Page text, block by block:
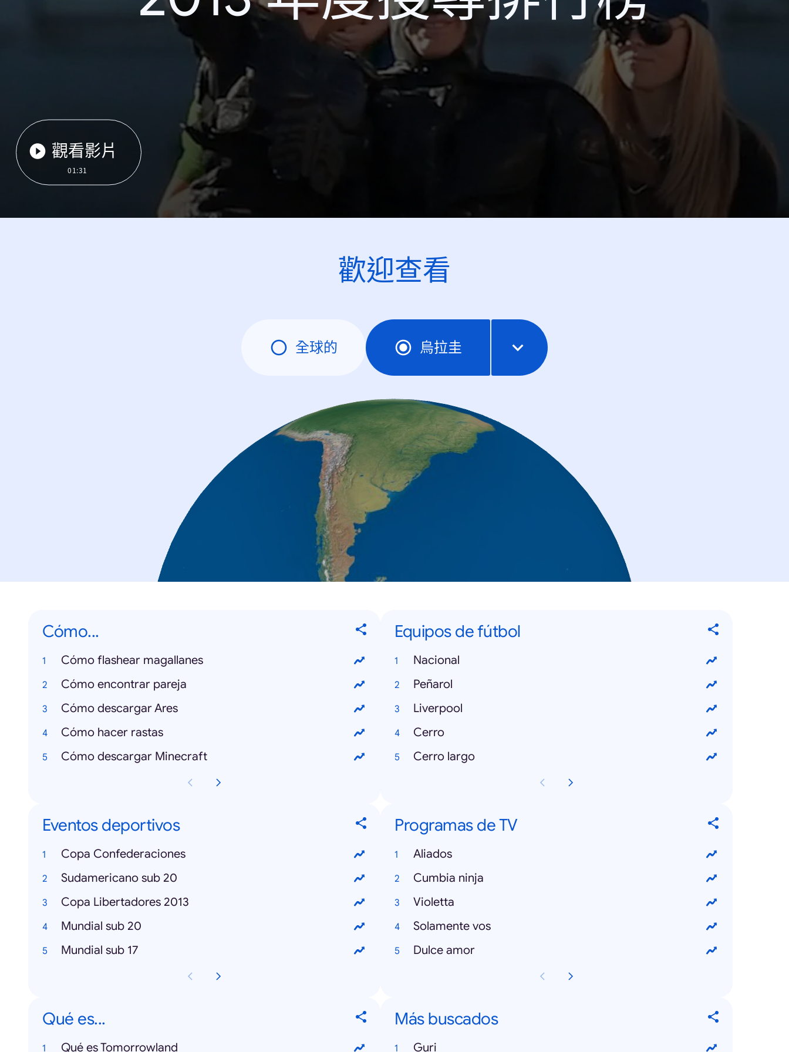
觀看影片
01:31
歡迎查看
全球的 烏拉圭
Cómo...
Cómo flashear magallanes
Cómo encontrar pareja
Cómo descargar Ares
Cómo hacer rastas
Cómo descargar Minecraft
Equipos de fútbol
Nacional
Peñarol
Liverpool
Cerro
Cerro largo
Eventos deportivos
Copa Confederaciones
Sudamericano sub 20
Copa Libertadores 2013
Mundial sub 20
Mundial sub 17
Programas de TV
Aliados
Cumbia ninja
Violetta
Solamente vos
Dulce amor
Qué es...
Qué es Tomorrowland
Más buscados
Guri